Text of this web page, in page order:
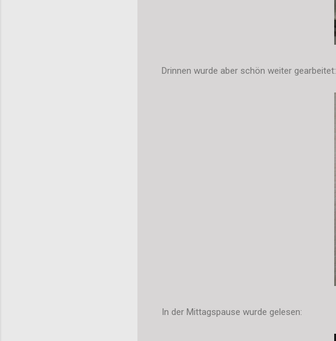
Drinnen wurde aber schön weiter gearbeitet:
In der Mittagspause wurde gelesen: